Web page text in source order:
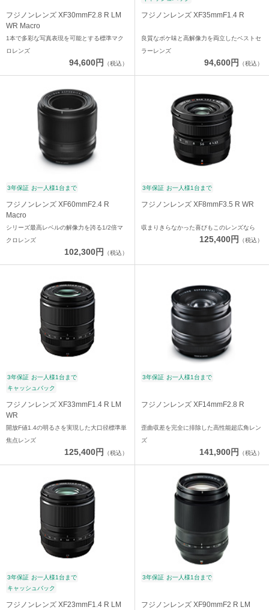
フジノンレンズ XF30mmF2.8 R LM
WR Macro
1本で多彩な写真表現を可能とする標準マク
ロレンズ
94,600円 （税込）
フジノンレンズ XF35mmF1.4 R
良質なボケ味と高解像力を両立したベストセ
ラーレンズ
94,600円 （税込）
3年保証 お一人様1台まで
フジノンレンズ XF60mmF2.4 R
Macro
シリーズ最高レベルの解像力を誇る1/2倍マ
クロレンズ
102,300円 （税込）
3年保証 お一人様1台まで
フジノンレンズ XF8mmF3.5 R WR
収まりきらなかった喜びもこのレンズなら
125,400円 （税込）
3年保証 お一人様1台まで
キャッシュバック
フジノンレンズ XF33mmF1.4 R LM
WR
開放F値1.4の明るさを実現した大口径標準単
焦点レンズ
125,400円 （税込）
3年保証 お一人様1台まで
フジノンレンズ XF14mmF2.8 R
歪曲収差を完全に排除した高性能超広角レン
ズ
141,900円 （税込）
3年保証 お一人様1台まで
キャッシュバック
フジノンレンズ XF23mmF1.4 R LM
3年保証 お一人様1台まで
フジノンレンズ XF90mmF2 R LM